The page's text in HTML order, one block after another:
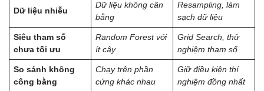
Dữ liệu nhiễu
Dữ liệu không cân
bằng
Resampling, làm
sạch dữ liệu
Siêu tham số
chưa tối ưu
Random Forest với
ít cây
Grid Search, thử
nghiệm tham số
So sánh không
công bằng
Chạy trên phần
cứng khác nhau
Giữ điều kiện thí
nghiệm đồng nhất